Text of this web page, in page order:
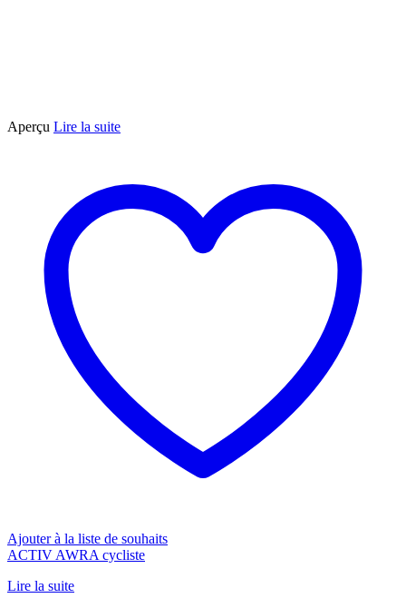
Aperçu Lire la suite
Ajouter à la liste de souhaits
ACTIV AWRA cycliste
Lire la suite